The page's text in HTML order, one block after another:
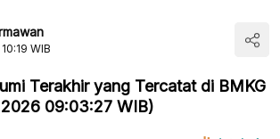
WIB
Terakhir yang Tercatat di BMKG
09:03:27 WIB)